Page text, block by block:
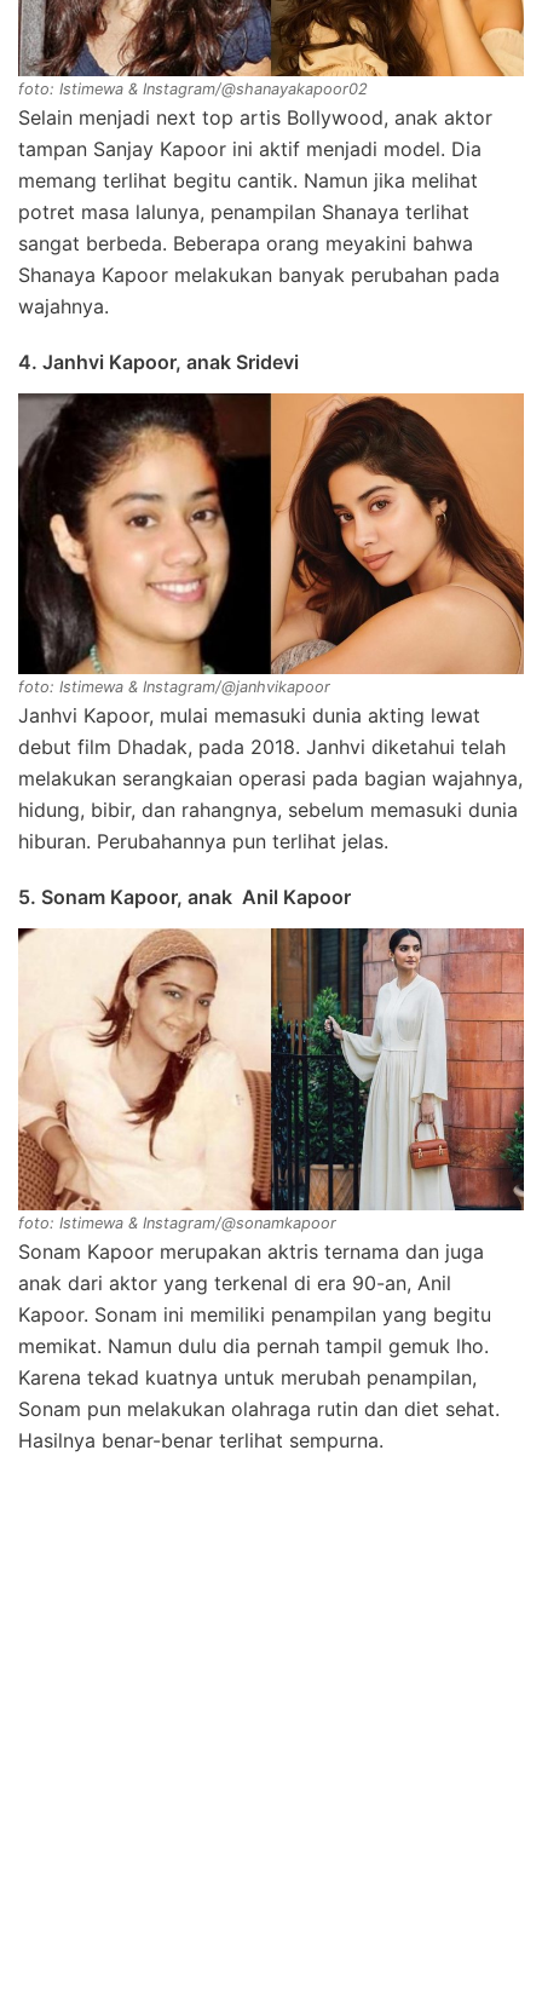
foto: Istimewa & Instagram/@shanayakapoor02
Selain menjadi next top artis Bollywood, anak aktor
tampan Sanjay Kapoor ini aktif menjadi model. Dia
memang terlihat begitu cantik. Namun jika melihat
potret masa lalunya, penampilan Shanaya terlihat
sangat berbeda. Beberapa orang meyakini bahwa
Shanaya Kapoor melakukan banyak perubahan pada
wajahnya.
4. Janhvi Kapoor, anak Sridevi
foto: Istimewa & Instagram/@janhvikapoor
Janhvi Kapoor, mulai memasuki dunia akting lewat
debut film Dhadak, pada 2018. Janhvi diketahui telah
melakukan serangkaian operasi pada bagian wajahnya,
hidung, bibir, dan rahangnya, sebelum memasuki dunia
hiburan. Perubahannya pun terlihat jelas.
5. Sonam Kapoor, anak Anil Kapoor
foto: Istimewa & Instagram/@sonamkapoor
Sonam Kapoor merupakan aktris ternama dan juga
anak dari aktor yang terkenal di era 90-an, Anil
Kapoor. Sonam ini memiliki penampilan yang begitu
memikat. Namun dulu dia pernah tampil gemuk lho.
Karena tekad kuatnya untuk merubah penampilan,
Sonam pun melakukan olahraga rutin dan diet sehat.
Hasilnya benar-benar terlihat sempurna.